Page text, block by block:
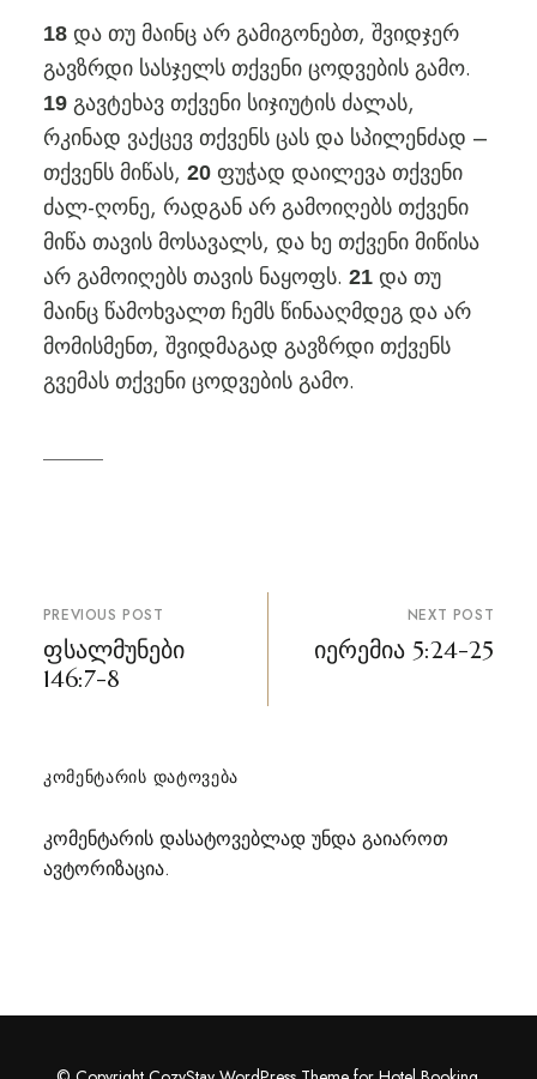
18 და თუ მაინც არ გამიგონებთ, შვიდჯერ
გავზრდი სასჯელს თქვენი ცოდვების გამო.
19გავტეხავ თქვენი სიჯიუტის ძალას,
რკინად ვაქცევ თქვენს ცას და სპილენძად –
თქვენს მიწას, 20 ფუჭად დაილევა თქვენი
ძალ-ღონე, რადგან არ გამოიღებს თქვენი
მიწა თავის მოსავალს, და ხე თქვენი მიწისა
არ გამოიღებს თავის ნაყოფს. 21 და თუ
მაინც წამოხვალთ ჩემს წინააღმდეგ და არ
მომისმენთ, შვიდმაგად გავზრდი თქვენს
გვემას თქვენი ცოდვების გამო.
პოსტის
ნავიგაცია
PREVIOUS POST
ფსალმუნები
146:7-8
NEXT POST
იერემია 5:24-25
ᲙᲝᲛᲔᲜᲢᲐᲠᲘᲡ ᲓᲐᲢᲝᲕᲔᲑᲐ
კომენტარის დასატოვებლად უნდა გაიაროთ
ავტორიზაცია.